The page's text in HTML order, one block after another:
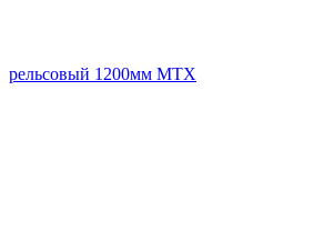
рельсовый 1200мм MTX